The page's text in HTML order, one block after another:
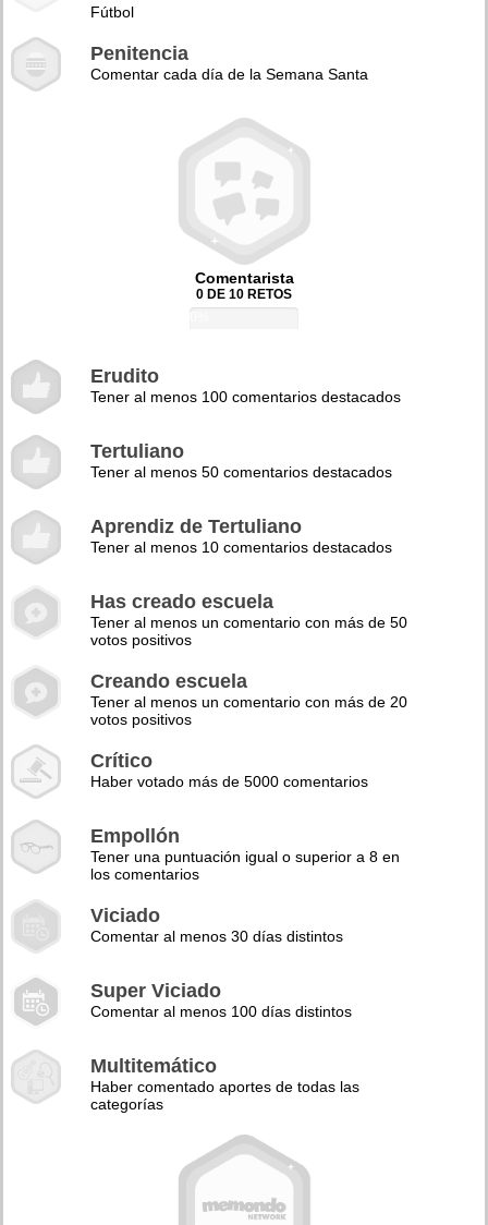
Fútbol
Penitencia
Comentar cada día de la Semana Santa
Comentarista
0 DE 10 RETOS
Erudito
Tener al menos 100 comentarios destacados
Tertuliano
Tener al menos 50 comentarios destacados
Aprendiz de Tertuliano
Tener al menos 10 comentarios destacados
Has creado escuela
Tener al menos un comentario con más de 50
votos positivos
Creando escuela
Tener al menos un comentario con más de 20
votos positivos
Crítico
Haber votado más de 5000 comentarios
Empollón
Tener una puntuación igual o superior a 8 en
los comentarios
Viciado
Comentar al menos 30 días distintos
Super Viciado
Comentar al menos 100 días distintos
Multitemático
Haber comentado aportes de todas las
categorías